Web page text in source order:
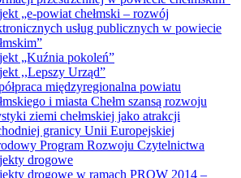
„Kuźnia pokoleń”
,,Lepszy Urząd”
międzyregionalna powiatu
i miasta Chełm szansą rozwoju
ziemi chełmskiej jako atrakcji
granicy Unii Europejskiej
Program Rozwoju Czytelnictwa
drogowe
drogowe w ramach PROW 2014 –